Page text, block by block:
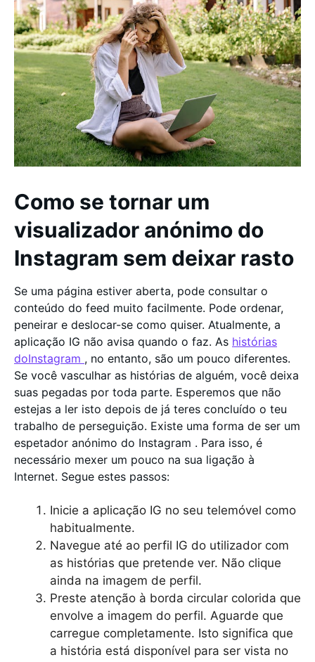
Como se tornar um
visualizador anónimo do
Instagram sem deixar rasto
Se uma página estiver aberta, pode consultar o
conteúdo do feed muito facilmente. Pode ordenar,
peneirar e deslocar-se como quiser. Atualmente, a
aplicação IG não avisa quando o faz. As histórias
doInstagram , no entanto, são um pouco diferentes.
Se você vasculhar as histórias de alguém, você deixa
suas pegadas por toda parte. Esperemos que não
estejas a ler isto depois de já teres concluído o teu
trabalho de perseguição. Existe uma forma de ser um
espetador anónimo do Instagram . Para isso, é
necessário mexer um pouco na sua ligação à
Internet. Segue estes passos:
Inicie a aplicação IG no seu telemóvel como
habitualmente.
Navegue até ao perfil IG do utilizador com
as histórias que pretende ver. Não clique
ainda na imagem de perfil.
Preste atenção à borda circular colorida que
envolve a imagem do perfil. Aguarde que
carregue completamente. Isto significa que
a história está disponível para ser vista no